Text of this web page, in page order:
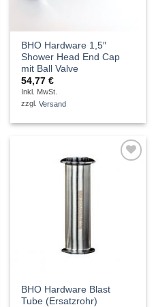
BHO Hardware 1,5″
Shower Head End Cap
mit Ball Valve
54,77€
Inkl. MwSt.
zzgl.Versand
BHO Hardware Blast
Tube (Ersatzrohr)